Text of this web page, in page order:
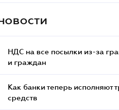
НДС на все посылки из-за
и граждан
Как банки теперь исполняют
средств